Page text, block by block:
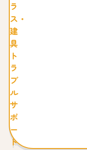
ラ
ス・
建
具
ト
ラ
ブ
ル
サ
ポ
ー
ト